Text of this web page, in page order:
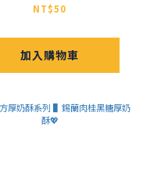
NT$50
加入購物車